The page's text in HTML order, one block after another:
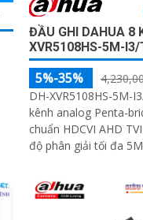
ĐẦU GHI DAHUA 8
XVR5108HS-5M-I3/
5%-35%
DH-XVR5108HS-5M-
kênh analog Penta-
chuẩn HDCVI AHD
độ phân giải tối đa
tới 64 Mbps nén
giữ chi tiết hình ảnh
dung lượng ổ cứng